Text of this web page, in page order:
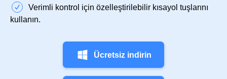
Verimli kontrol için özelleştirilebilir kısayol tuşlarını
kullanın.
Ücretsiz indirin